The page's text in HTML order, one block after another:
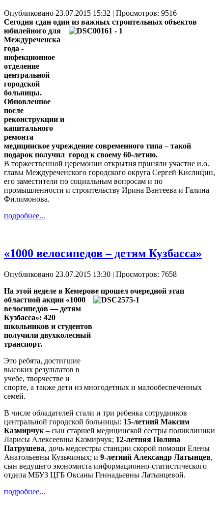
Опубликовано 23.07.2015 15:32 | Просмотров: 9516
Сегодня сдан один из важных строительных объектов
юбилейного для
Междуреченска
года -
инфекционное
отделение
центральной
городской
больницы.
Обновленное
после
реконструкции и
капитального
ремонта
медицинское учреждение современного типа – такой
подарок получил город к своему 60-летию.
В торжественной церемонии открытия приняли участие и.о.
главы Междуреченского городского округа Сергей Кислицин,
его заместители по социальным вопросам и по
промышленности и строительству Ирина Вантеева и Галина
Филимонова.
подробнее...
«1000 велосипедов – детям Кузбасса»
Опубликовано 23.07.2015 13:30 | Просмотров: 7658
На этой неделе в Кемерове прошел очередной этап
областной акции «1000
велосипедов — детям
Кузбасса»: 420
школьников и студентов
получили двухколесный
транспорт.
Это ребята, достигшие
высоких результатов в
учебе, творчестве и
спорте, а также дети из многодетных и малообеспеченных
семей.
В числе обладателей стали и три ребенка сотрудников
центральной городской больницы: 15-летний Максим
Казмирчук – сын старшей медицинской сестры поликлиники
Ларисы Алексеевны Казмирчук; 12-летняя Полина
Патрушева, дочь медсестры станции скорой помощи Елены
Анатольевны Кузьминых; и 9-летний Александр Латынцев,
сын ведущего экономиста информационно-статистического
отдела МБУЗ ЦГБ Оксаны Геннадьевны Латынцевой.
подробнее...